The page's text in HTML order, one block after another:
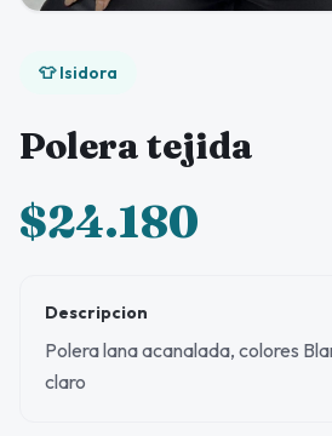
👕 Isidora
Polera tejida
$24.180
Descripcion
Polera lana acanalada, colores
claro